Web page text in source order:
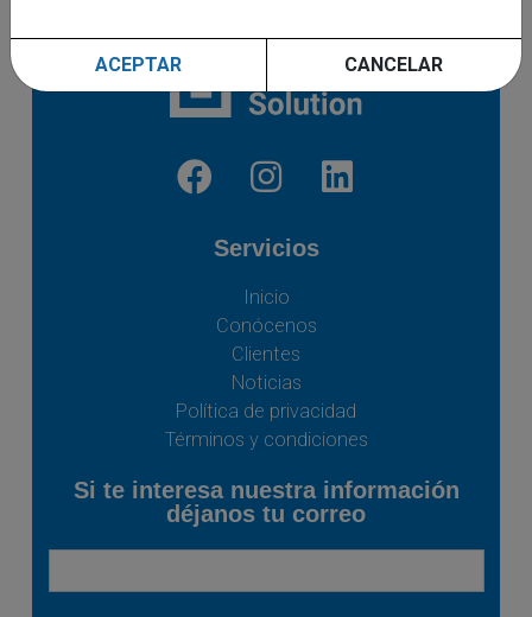
Servicios
Inicio
Conócenos
Clientes
Noticias
Política de privacidad
Términos y condiciones
Si te interesa nuestra información
déjanos tu correo
ACEPTAR CANCELAR